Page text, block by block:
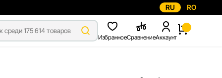
RU RO
ИзбранноеСравнениеАккаунт